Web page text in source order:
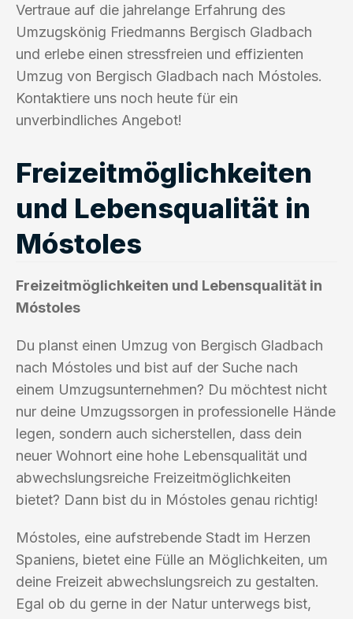
Vertraue auf die jahrelange Erfahrung des
Umzugskönig Friedmanns Bergisch Gladbach
und erlebe einen stressfreien und effizienten
Umzug von Bergisch Gladbach nach Móstoles.
Kontaktiere uns noch heute für ein
unverbindliches Angebot!
Freizeitmöglichkeiten
und Lebensqualität in
Móstoles
Freizeitmöglichkeiten und Lebensqualität in
Móstoles
Du planst einen Umzug von Bergisch Gladbach
nach Móstoles und bist auf der Suche nach
einem Umzugsunternehmen? Du möchtest nicht
nur deine Umzugssorgen in professionelle Hände
legen, sondern auch sicherstellen, dass dein
neuer Wohnort eine hohe Lebensqualität und
abwechslungsreiche Freizeitmöglichkeiten
bietet? Dann bist du in Móstoles genau richtig!
Móstoles, eine aufstrebende Stadt im Herzen
Spaniens, bietet eine Fülle an Möglichkeiten, um
deine Freizeit abwechslungsreich zu gestalten.
Egal ob du gerne in der Natur unterwegs bist,